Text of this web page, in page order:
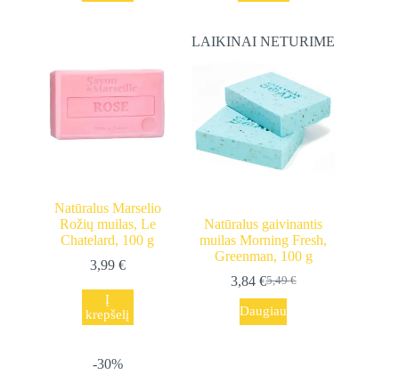
Natūralus Marselio
Rožių muilas, Le
Chatelard, 100 g
3,99 €
Į
krepšelį
LAIKINAI NETURIME
Natūralus gaivinantis
muilas Morning Fresh,
Greenman, 100 g
5,49€
Original
price
was:
3,84 €Current
price
is:
Daugiau
-30%